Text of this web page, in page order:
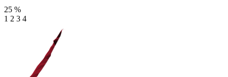
25 %
1 2 3 4